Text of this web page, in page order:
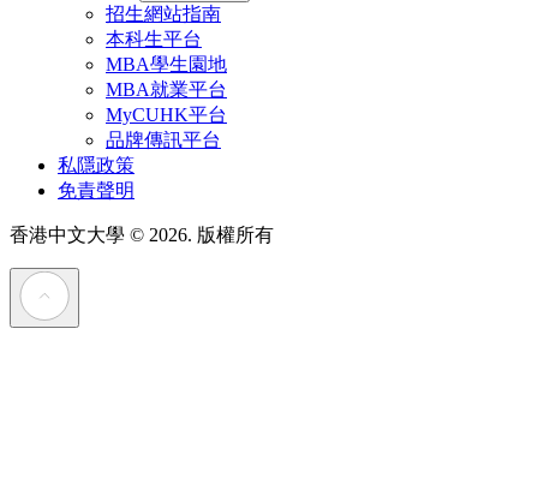
招生網站指南
本科生平台
MBA學生園地
MBA就業平台
MyCUHK平台
品牌傳訊平台
私隱政策
免責聲明
香港中文大學 © 2026. 版權所有